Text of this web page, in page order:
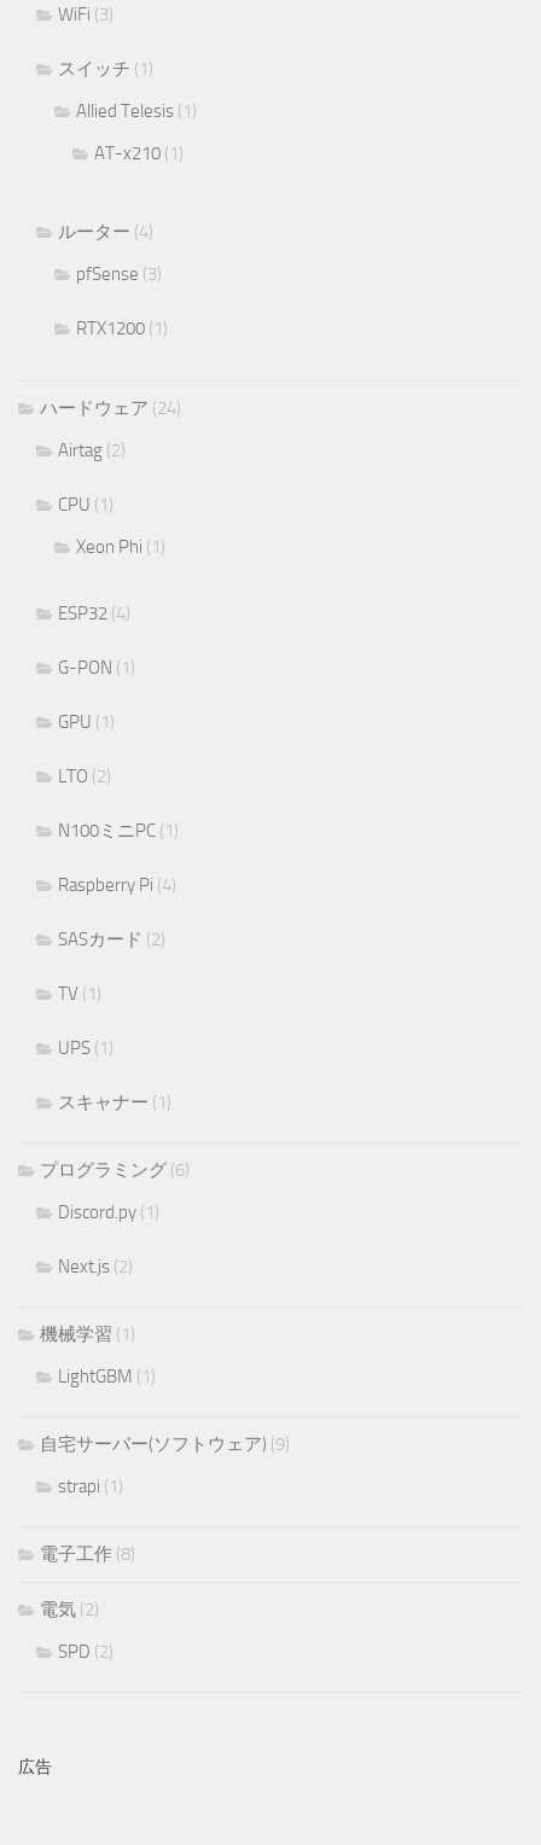
WiFi (3)
スイッチ (1)
Allied Telesis (1)
AT-x210 (1)
ルーター (4)
pfSense (3)
RTX1200 (1)
ハードウェア (24)
Airtag (2)
CPU (1)
Xeon Phi (1)
ESP32 (4)
G-PON (1)
GPU (1)
LTO (2)
N100ミニPC (1)
Raspberry Pi (4)
SASカード (2)
TV (1)
UPS (1)
スキャナー (1)
プログラミング (6)
Discord.py (1)
Next.js (2)
機械学習 (1)
LightGBM (1)
自宅サーバー(ソフトウェア) (9)
strapi (1)
電子工作 (8)
電気 (2)
SPD (2)
広告